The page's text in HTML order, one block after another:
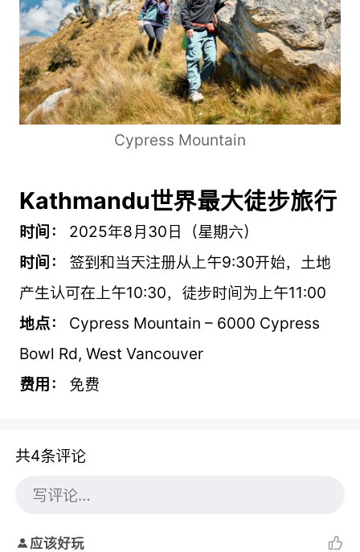
Cypress Mountain
Kathmandu世界最大徒步旅行
时间：
2025年8月30日（星期六）
时间：
签到和当天注册从上午9:30开始，土地
产生认可在上午10:30，徒步时间为上午11:00
地点：
Cypress Mountain – 6000 Cypress
Bowl Rd, West Vancouver
费用：
免费
共4条评论
应该好玩